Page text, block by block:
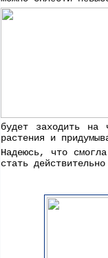
будет заходить на
растения и
Надеюсь, что
стать